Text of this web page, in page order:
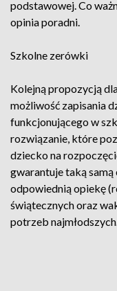
podstawowej. Co
opinia poradni.
Szkolne zerówki
Kolejną propozycją
możliwość zapisania
funkcjonującego w
rozwiązanie, które
dziecko na
gwarantuje taką
odpowiednią opiekę
świątecznych oraz
potrzeb